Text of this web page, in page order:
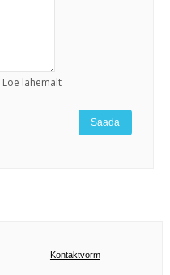
Loe lähemalt
Saada
Kontaktvorm